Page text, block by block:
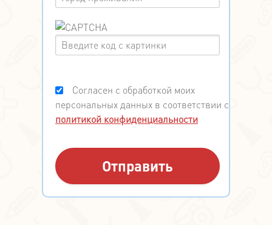
Согласен с обработкой моих
персональных данных в соответствии с
политикой конфиденциальности